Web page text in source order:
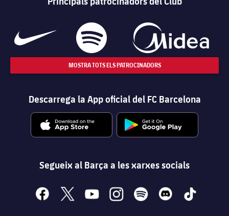
MOSTRA TOTS ELS PATROCINADORS
Descarrega la App oficial del FC Barcelona
Segueix al Barça a les xarxes socials
facebook
x youtubeinstagramspotify discord tiktok